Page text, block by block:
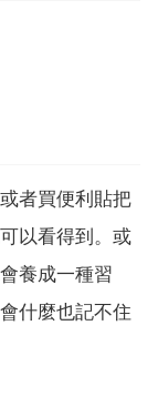
者買便利貼把
以看得到。或
養成一種習
什麼也記不住